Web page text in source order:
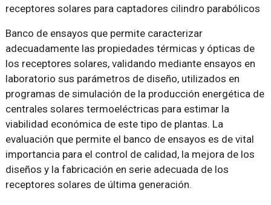
receptores solares para captadores cilindro parabólicos
Banco de ensayos que permite caracterizar
adecuadamente las propiedades térmicas y ópticas de
los receptores solares, validando mediante ensayos en
laboratorio sus parámetros de diseño, utilizados en
programas de simulación de la producción energética de
centrales solares termoeléctricas para estimar la
viabilidad económica de este tipo de plantas. La
evaluación que permite el banco de ensayos es de vital
importancia para el control de calidad, la mejora de los
diseños y la fabricación en serie adecuada de los
receptores solares de última generación.